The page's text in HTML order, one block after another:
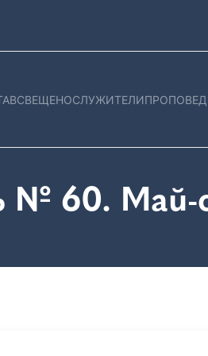
СВЕЩЕНОСЛУЖИТЕЛИ
№ 60. Май-